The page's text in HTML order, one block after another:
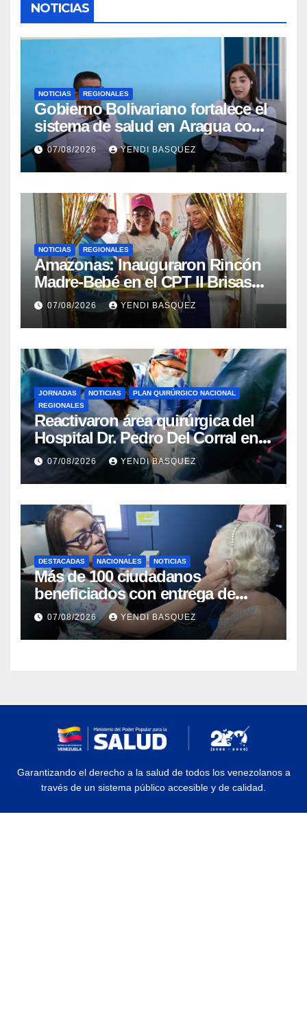
NOTICIAS
NOTICIAS REGIONALES
Gobierno Bolivariano fortalece el
sistema de salud en Aragua con
la reinauguración del CDI La
Mora
07/08/2026 YENDI BASQUEZ
NOTICIAS REGIONALES
​Amazonas: Inauguraron Rincón
Madre-Bebé en el CPT II Brisas
del Aeropuerto ​Inauguraron
Rincón
07/08/2026 YENDI BASQUEZ
JORNADAS NOTICIAS
PLAN QUIRÚRGICO NACIONAL
REGIONALES
Reactivaron área quirúrgica del
Hospital Dr. Pedro Del Corral en
Guárico
07/08/2026 YENDI BASQUEZ
DESTACADAS NACIONALES NOTICIAS
Más de 100 ciudadanos
beneficiados con entrega de
prótesis auditivas en el Centro de
Rehabilitación J.J. Arvelo
07/08/2026 YENDI BASQUEZ
Garantizando el derecho a la salud de todos los venezolanos a
través de un sistema público accesible y de calidad.